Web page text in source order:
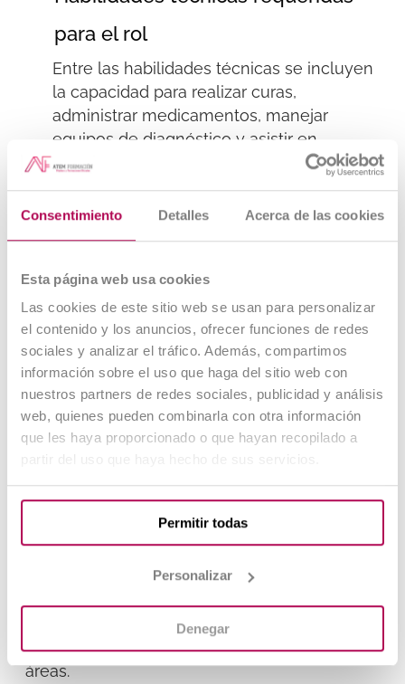
Consentimiento Detalles Acerca de las cookies
Esta página web usa cookies
Las cookies de este sitio web se usan para personalizar
el contenido y los anuncios, ofrecer funciones de redes
sociales y analizar el tráfico. Además, compartimos
información sobre el uso que haga del sitio web con
nuestros partners de redes sociales, publicidad y análisis
web, quienes pueden combinarla con otra información
que les haya proporcionado o que hayan recopilado a
Permitir todas
Personalizar
Denegar
para el rol
Entre las habilidades técnicas se incluyen
la capacidad para realizar curas,
administrar medicamentos, manejar
equipos de diagnóstico y asistir en
procedimientos quirúrgicos.
Competencias interpersonales y
administrativas
Es fundamental tener habilidades de
comunicación para interactuar con los
propietarios de las mascotas, así como
competencias administrativas para
gestionar citas y mantener registros
precisos.
Funciones del ATV en la
Clínica Veterinaria
que es un asistente veterinario
ATV: es quien asiste al veterinario durante
desempeña un papel versátil dentro de la
clínica, siendo indispensable en diversas
áreas.